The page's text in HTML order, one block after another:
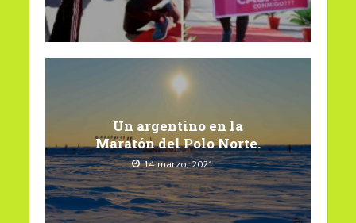
Un argentino en la
Maratón del Polo Norte.
14 marzo, 2021